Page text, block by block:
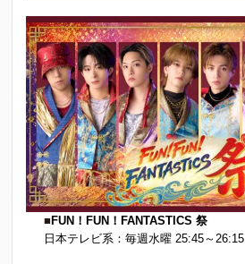
■ FUN！FUN！FANTASTICS祭
日本テレビ系：毎週水曜 25:45～26:15